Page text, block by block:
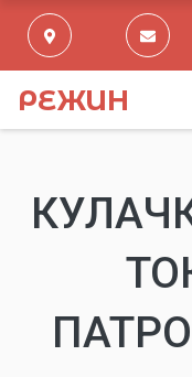
РЕЖИН